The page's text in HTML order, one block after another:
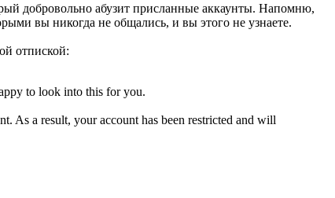
добровольно абузит присланные аккаунты. Напомню,
вы никогда не общались, и вы этого не узнаете.
отпиской:
to look into this for you.
As a result, your account has been restricted and will